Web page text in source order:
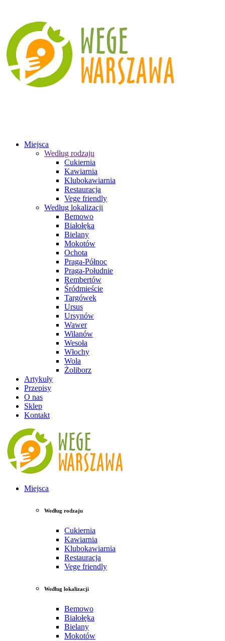
Miejsca
Według rodzaju
Cukiernia
Kawiarnia
Klubokawiarnia
Restauracja
Vege friendly
Według lokalizacji
Bemowo
Białołęka
Bielany
Mokotów
Ochota
Praga-Północ
Praga-Południe
Rembertów
Śródmieście
Targówek
Ursus
Ursynów
Wawer
Wilanów
Wesoła
Włochy
Wola
Żoliborz
Artykuły
Przepisy
O nas
Sklep
Kontakt
Miejsca
Według rodzaju
Cukiernia
Kawiarnia
Klubokawiarnia
Restauracja
Vege friendly
Według lokalizacji
Bemowo
Białołęka
Bielany
Mokotów